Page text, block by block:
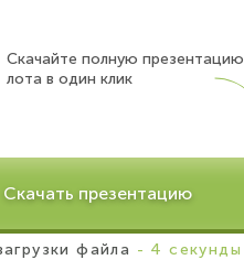
Скачайте полную презентацию
лота в один клик
Скачать презентацию
файла - 4 секунды